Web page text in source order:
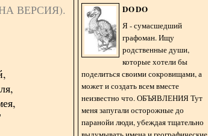
ВЕРСИЯ).
DODO
Я - сумасшедший
графоман. Ищу
родственные души,
которые хотели бы
поделиться своими сокровищами, а
может и создать всем вместе
неизвестно что. ОБЪЯВЛЕНИЯ Тут
меня запугали осторожные до
паранойи люди, убеждая тщательно